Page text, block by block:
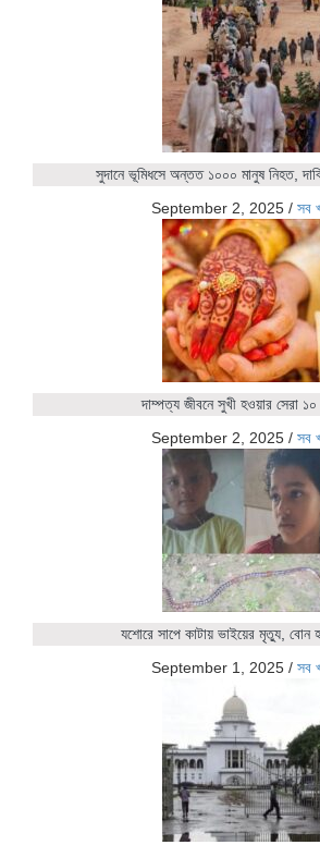
সুদানে ভূমিধসে অন্তত ১০০০ মানুষ নিহত,
September 2, 2025 / সব
দাম্পত্য জীবনে সুখী হওয়ার সেরা
September 2, 2025 / সব
যশোরে সাপে কাটায় ভাইয়ের মৃত্যু, বোন
September 1, 2025 / সব